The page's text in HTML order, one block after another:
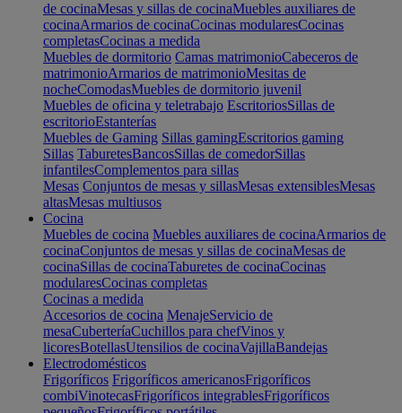
de cocinaMesas y sillas de cocinaMuebles auxiliares de
cocinaArmarios de cocinaCocinas modularesCocinas
completasCocinas a medida
Muebles de dormitorio Camas matrimonioCabeceros de
matrimonioArmarios de matrimonioMesitas de
nocheComodasMuebles de dormitorio juvenil
Muebles de oficina y teletrabajo EscritoriosSillas de
escritorioEstanterías
Muebles de Gaming Sillas gamingEscritorios gaming
Sillas TaburetesBancosSillas de comedorSillas
infantilesComplementos para sillas
Mesas Conjuntos de mesas y sillasMesas extensiblesMesas
altasMesas multiusos
Cocina
Muebles de cocina Muebles auxiliares de cocinaArmarios de
cocinaConjuntos de mesas y sillas de cocinaMesas de
cocinaSillas de cocinaTaburetes de cocinaCocinas
modularesCocinas completas
Cocinas a medida
Accesorios de cocina MenajeServicio de
mesaCuberteríaCuchillos para chefVinos y
licoresBotellasUtensilios de cocinaVajillaBandejas
Electrodomésticos
Frigoríficos Frigoríficos americanosFrigoríficos
combiVinotecasFrigoríficos integrablesFrigoríficos